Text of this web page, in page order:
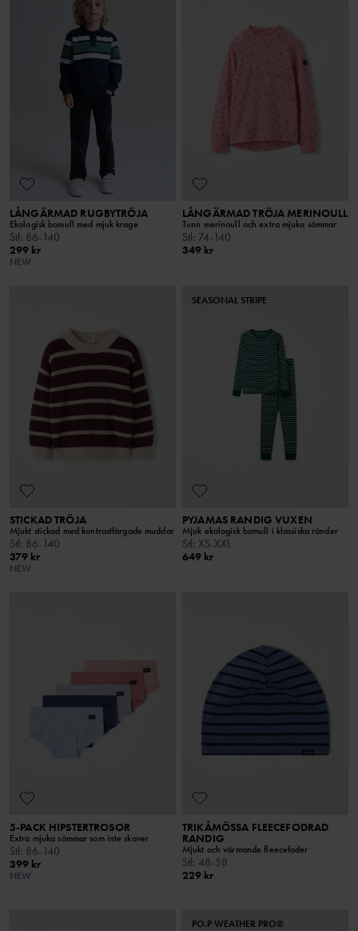
LÅNGÄRMAD RUGBYTRÖJA
Ekologisk bomull med mjuk krage
Stl: 86-140
299 kr
NEW
LÅNGÄRMAD TRÖJA MERINOULL
Tunn merinoull och extra mjuka sömmar
Stl: 74-140
349 kr
STICKAD TRÖJA
Mjukt stickad med kontrastfärgade muddar
Stl: 86-140
379 kr
NEW
SEASONAL STRIPE
PYJAMAS RANDIG VUXEN
Mjuk ekologisk bomull i klassiska ränder
Stl: XS-XXL
649 kr
5-PACK HIPSTERTROSOR
Extra mjuka sömmar som inte skaver
Stl: 86-140
399 kr
NEW
TRIKÅMÖSSA FLEECEFODRAD
RANDIG
Mjukt och värmande fleecefoder
Stl: 48-58
229 kr
PO.P WEATHER PRO®